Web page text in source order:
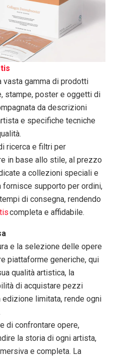
vasta gamma di prodotti
stampe, poster e oggetti di
da descrizioni
e specifiche tecniche
ricerca e filtri per
in base allo stile, al prezzo
a collezioni speciali e
fornisce supporto per ordini,
di consegna, rendendo
completa e affidabile.
e la selezione delle opere
piattaforme generiche, qui
qualità artistica, la
di acquistare pezzi
limitata, rende ogni
di confrontare opere,
la storia di ogni artista,
e completa. La